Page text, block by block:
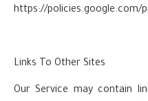
https://policies.google.com/
Links To Other Sites
Our Service may contain